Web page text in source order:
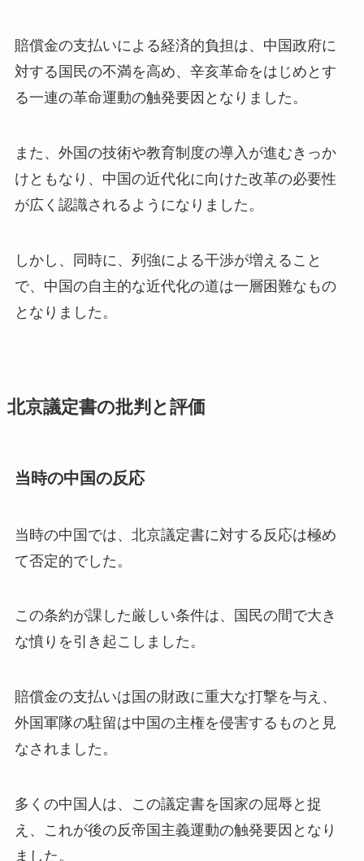
賠償金の支払いによる経済的負担は、中国政府に
対する国民の不満を高め、辛亥革命をはじめとす
る一連の革命運動の触発要因となりました。
また、外国の技術や教育制度の導入が進むきっか
けともなり、中国の近代化に向けた改革の必要性
が広く認識されるようになりました。
しかし、同時に、列強による干渉が増えること
で、中国の自主的な近代化の道は一層困難なもの
となりました。
北京議定書の批判と評価
当時の中国の反応
当時の中国では、北京議定書に対する反応は極め
て否定的でした。
この条約が課した厳しい条件は、国民の間で大き
な憤りを引き起こしました。
賠償金の支払いは国の財政に重大な打撃を与え、
外国軍隊の駐留は中国の主権を侵害するものと見
なされました。
多くの中国人は、この議定書を国家の屈辱と捉
え、これが後の反帝国主義運動の触発要因となり
ました。